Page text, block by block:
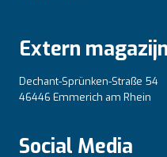
Extern magazijn
Dechant-Sprünken-Straße 54
46446 Emmerich am Rhein
Social Media